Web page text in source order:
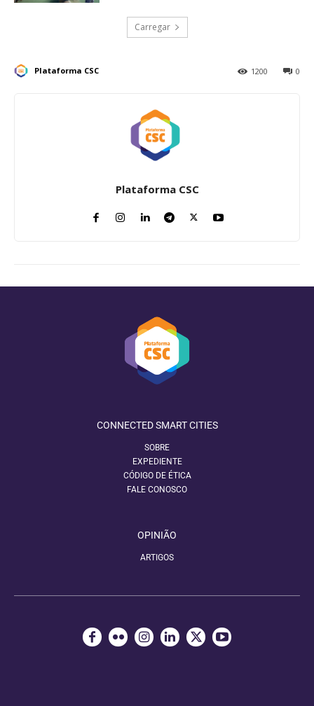
Carregar
Plataforma CSC 0
1200
Plataforma CSC
CONNECTED SMART CITIES
SOBRE
EXPEDIENTE
CÓDIGO DE ÉTICA
FALE CONOSCO
OPINIÃO
ARTIGOS